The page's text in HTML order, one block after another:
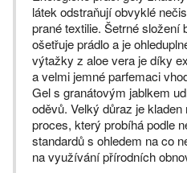
látek odstraňují obvyklé
prané textilie. Šetrné složení
ošetřuje prádlo a je
výtažky z aloe vera je díky
a velmi jemné parfemaci
Gel s granátovým jablkem
oděvů. Velký důraz je
proces, který probíhá podle
standardů s ohledem na co
na využívání přírodních